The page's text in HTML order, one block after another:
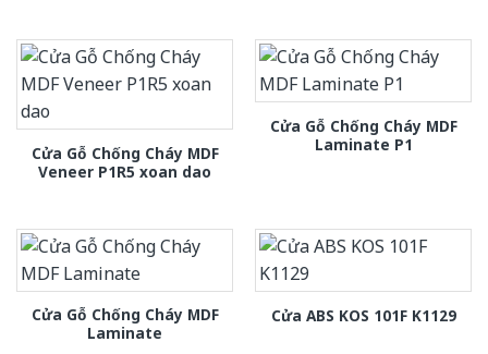
Cửa Gỗ Chống Cháy MDF
Veneer P1R5 xoan dao
Cửa Gỗ Chống Cháy MDF
Laminate P1
Cửa Gỗ Chống Cháy MDF
Laminate
Cửa ABS KOS 101F K1129